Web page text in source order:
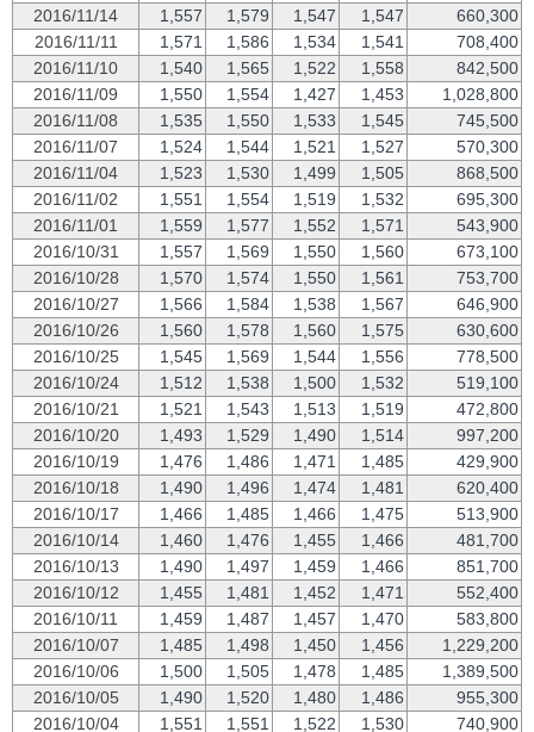
2016/11/14
1,557 1,579 1,547 1,547
660,300
2016/11/11
1,571 1,586 1,534 1,541
708,400
2016/11/10
1,540 1,565 1,522 1,558
842,500
2016/11/09
1,550 1,554 1,427 1,453
1,028,800
2016/11/08
1,535 1,550 1,533 1,545
745,500
2016/11/07
1,524 1,544 1,521 1,527
570,300
2016/11/04
1,523 1,530 1,499 1,505
868,500
2016/11/02
1,551 1,554 1,519 1,532
695,300
2016/11/01
1,559 1,577 1,552 1,571
543,900
2016/10/31
1,557 1,569 1,550 1,560
673,100
2016/10/28
1,570 1,574 1,550 1,561
753,700
2016/10/27
1,566 1,584 1,538 1,567
646,900
2016/10/26
1,560 1,578 1,560 1,575
630,600
2016/10/25
1,545 1,569 1,544 1,556
778,500
2016/10/24
1,512 1,538 1,500 1,532
519,100
2016/10/21
1,521 1,543 1,513 1,519
472,800
2016/10/20
1,493 1,529 1,490 1,514
997,200
2016/10/19
1,476 1,486 1,471 1,485
429,900
2016/10/18
1,490 1,496 1,474 1,481
620,400
2016/10/17
1,466 1,485 1,466 1,475
513,900
2016/10/14
1,460 1,476 1,455 1,466
481,700
2016/10/13
1,490 1,497 1,459 1,466
851,700
2016/10/12
1,455 1,481 1,452 1,471
552,400
2016/10/11
1,459 1,487 1,457 1,470
583,800
2016/10/07
1,485 1,498 1,450 1,456
1,229,200
2016/10/06
1,500 1,505 1,478 1,485
1,389,500
2016/10/05
1,490 1,520 1,480 1,486
955,300
2016/10/04
1,551 1,551 1,522 1,530 740,900